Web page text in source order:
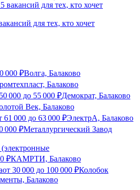
для тех, кто хочет
000 ₽Волга, Балаково
Балаково
50 000 до 55 000 ₽Демократ, Балаково
Век, Балаково
61 000 до 63 000 ₽ЭлектрА, Балаково
000 ₽Металлургический Завод
₽КАМРТИ, Балаково
от 30 000 до 100 000 ₽Колобок
Балаково